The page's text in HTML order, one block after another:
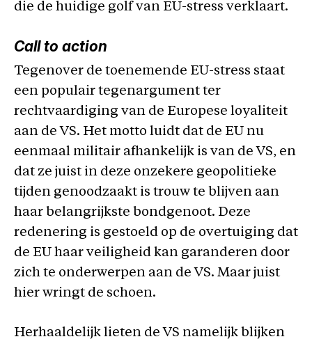
die de huidige golf van EU-stress verklaart.
Call to action
Tegenover de toenemende EU-stress staat
een populair tegenargument ter
rechtvaardiging van de Europese loyaliteit
aan de VS. Het motto luidt dat de EU nu
eenmaal militair afhankelijk is van de VS, en
dat ze juist in deze onzekere geopolitieke
tijden genoodzaakt is trouw te blijven aan
haar belangrijkste bondgenoot. Deze
redenering is gestoeld op de overtuiging dat
de EU haar veiligheid kan garanderen door
zich te onderwerpen aan de VS. Maar juist
hier wringt de schoen.
Herhaaldelijk lieten de VS namelijk blijken